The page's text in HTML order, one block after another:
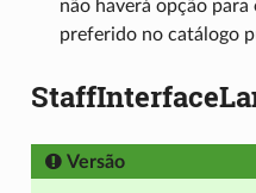
não haverá opção
preferido no catálogo
Versão